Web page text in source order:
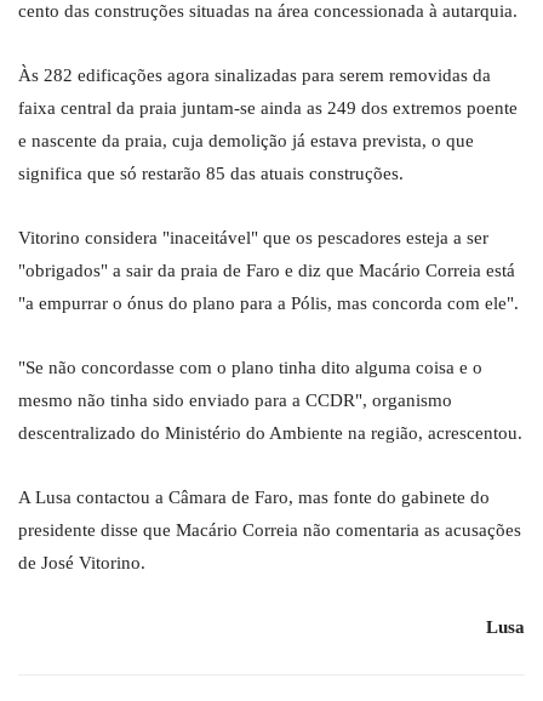
cento das construções situadas na área concessionada à autarquia.
Às 282 edificações agora sinalizadas para serem removidas da
faixa central da praia juntam-se ainda as 249 dos extremos poente
e nascente da praia, cuja demolição já estava prevista, o que
significa que só restarão 85 das atuais construções.
Vitorino considera "inaceitável" que os pescadores esteja a ser
"obrigados" a sair da praia de Faro e diz que Macário Correia está
"a empurrar o ónus do plano para a Pólis, mas concorda com ele".
"Se não concordasse com o plano tinha dito alguma coisa e o
mesmo não tinha sido enviado para a CCDR", organismo
descentralizado do Ministério do Ambiente na região, acrescentou.
A Lusa contactou a Câmara de Faro, mas fonte do gabinete do
presidente disse que Macário Correia não comentaria as acusações
de José Vitorino.
Lusa